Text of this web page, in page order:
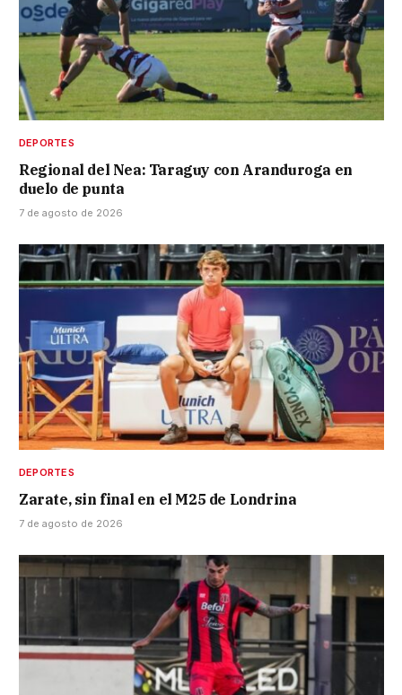
DEPORTES
Regional del Nea: Taraguy con Aranduroga en
duelo de punta
7 de agosto de 2026
DEPORTES
Zarate, sin final en el M25 de Londrina
7 de agosto de 2026